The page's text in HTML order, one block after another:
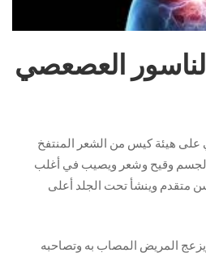
العصعصي
هيئة كيس من الشعر المنتفخ
وقيح وشعر ويصيب في أغلب
متقدم وينشأ تحت الجلد أعلى
المريض المصاب به وتصاحبه